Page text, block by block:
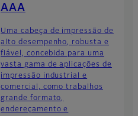
AAA
Uma cabeça de impressão de
alto desempenho, robusta e
fiável, concebida para uma
vasta gama de aplicações de
impressão industrial e
comercial, como trabalhos
grande formato,
endereçamento e